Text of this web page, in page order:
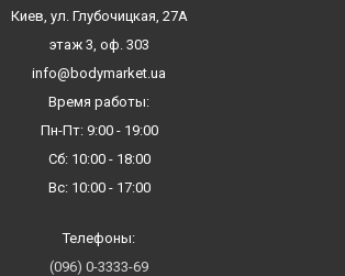
Киев, ул. Глубочицкая, 27А
этаж 3, оф. 303
info@bodymarket.ua
Время работы:
Пн-Пт: 9:00 - 19:00
Сб: 10:00 - 18:00
Вс: 10:00 - 17:00
Телефоны:
(096) 0-3333-69